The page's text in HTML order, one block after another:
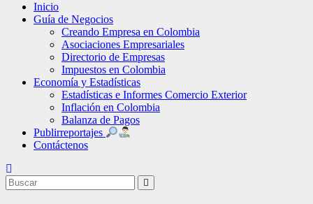
Inicio
Guía de Negocios
Creando Empresa en Colombia
Asociaciones Empresariales
Directorio de Empresas
Impuestos en Colombia
Economía y Estadísticas
Estadísticas e Informes Comercio Exterior
Inflación en Colombia
Balanza de Pagos
Publirreportajes
Contáctenos